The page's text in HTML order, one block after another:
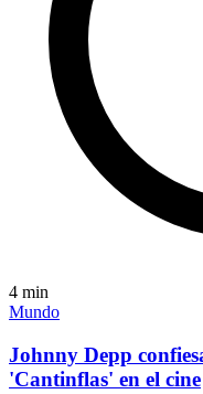
4 min
Mundo
Johnny Depp
'Cantinflas' en el cine